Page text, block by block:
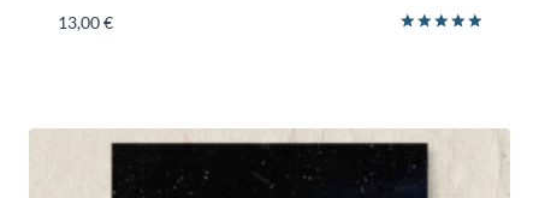
13,00€